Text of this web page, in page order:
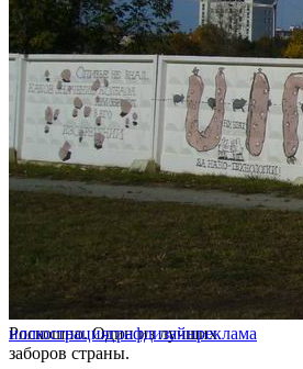
Роскошно. Один из лучших
заборов страны.
иллюстрацияграфдизайнреклама